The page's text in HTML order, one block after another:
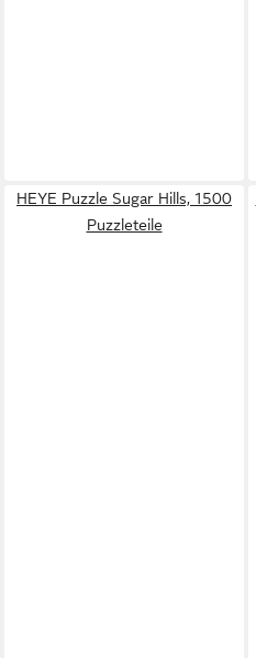
HEYE Puzzle Sugar Hills, 1500
Puzzleteile